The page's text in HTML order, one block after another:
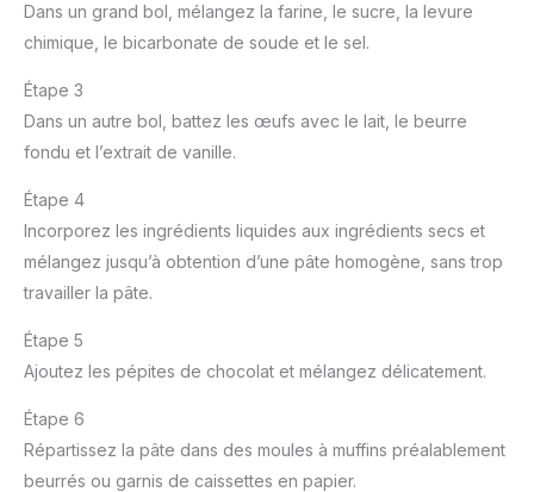
Dans un grand bol, mélangez la farine, le sucre, la levure
chimique, le bicarbonate de soude et le sel.
Étape 3
Dans un autre bol, battez les œufs avec le lait, le beurre
fondu et l’extrait de vanille.
Étape 4
Incorporez les ingrédients liquides aux ingrédients secs et
mélangez jusqu’à obtention d’une pâte homogène, sans trop
travailler la pâte.
Étape 5
Ajoutez les pépites de chocolat et mélangez délicatement.
Étape 6
Répartissez la pâte dans des moules à muffins préalablement
beurrés ou garnis de caissettes en papier.